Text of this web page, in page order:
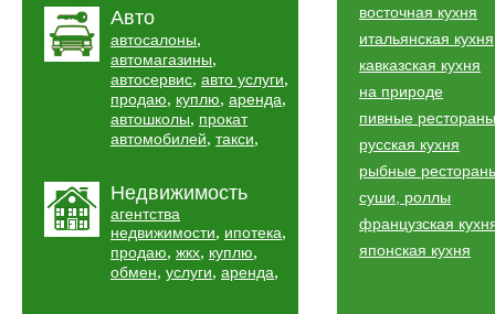
Авто
автосалоны,
автомагазины,
автосервис, авто услуги,
продаю, куплю, аренда,
автошколы, прокат
автомобилей, такси,
Недвижимость
агентства
недвижимости, ипотека,
продаю, жкх, куплю,
обмен, услуги, аренда,
восточная кухня
итальянская кухня
кавказская кухня
на природе
пивные рестораны
русская кухня
рыбные
суши, роллы
французская
японская кухня